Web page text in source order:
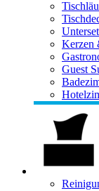
Kerzen
Guest